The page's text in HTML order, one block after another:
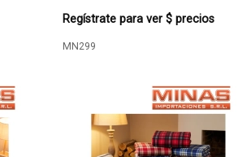
Regístrate para ver $ precios
MN299